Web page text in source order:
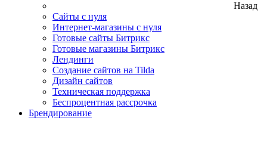
Назад
Сайты с нуля
Интернет-магазины с нуля
Готовые сайты Битрикс
Готовые магазины Битрикс
Лендинги
Создание сайтов на Tilda
Дизайн сайтов
Техническая поддержка
Беспроцентная рассрочка
Брендирование